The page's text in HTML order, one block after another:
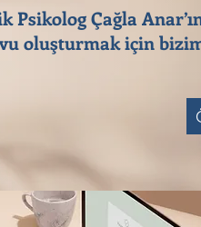
Çağla
oluşturmak için